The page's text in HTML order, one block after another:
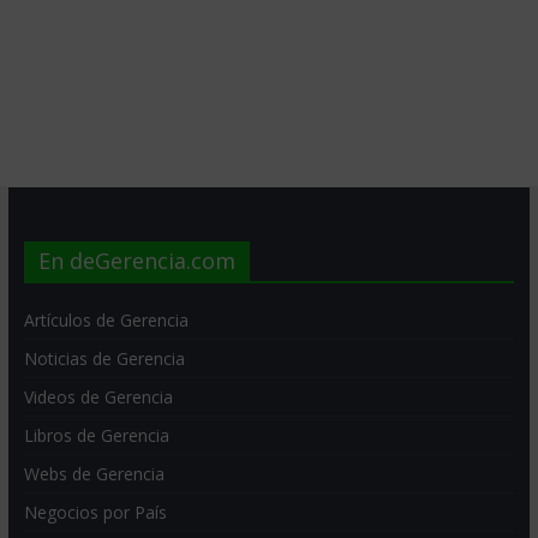
En deGerencia.com
Artículos de Gerencia
Noticias de Gerencia
Videos de Gerencia
Libros de Gerencia
Webs de Gerencia
Negocios por País